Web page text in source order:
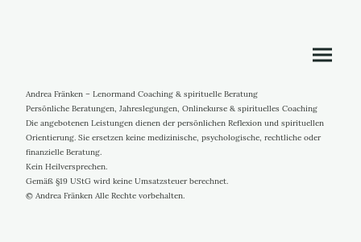
Andrea Fränken – Lenormand Coaching & spirituelle Beratung
Persönliche Beratungen, Jahreslegungen, Onlinekurse & spirituelles Coaching
Die angebotenen Leistungen dienen der persönlichen Reflexion und spirituellen
Orientierung. Sie ersetzen keine medizinische, psychologische, rechtliche oder
finanzielle Beratung.
Kein Heilversprechen.
Gemäß §19 UStG wird keine Umsatzsteuer berechnet.
© Andrea Fränken Alle Rechte vorbehalten.